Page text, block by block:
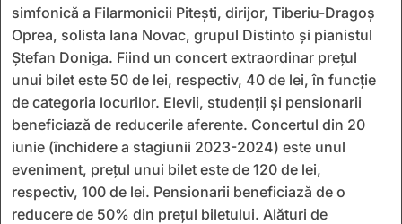
simfonică a Filarmonicii Pitești, dirijor, Tiberiu-Dragoș
Oprea, solista Iana Novac, grupul Distinto și pianistul
Ștefan Doniga. Fiind un concert extraordinar prețul
unui bilet este 50 de lei, respectiv, 40 de lei, în funcție
de categoria locurilor. Elevii, studenții și pensionarii
beneficiază de reducerile aferente. Concertul din 20
iunie (închidere a stagiunii 2023-2024) este unul
eveniment, prețul unui bilet este de 120 de lei,
respectiv, 100 de lei. Pensionarii beneficiază de o
reducere de 50% din prețul biletului. Alături de